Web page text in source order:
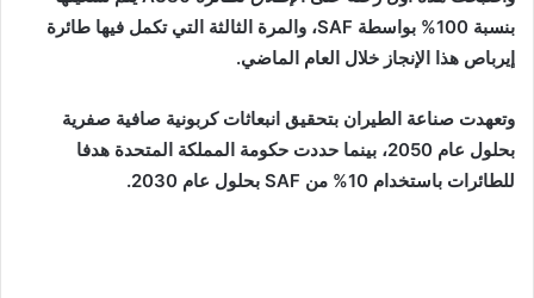
بنسبة 100% بواسطة SAF، والمرة الثالثة التي تكمل فيها طائرة
إيرباص هذا الإنجاز خلال العام الماضي.
وتعهدت صناعة الطيران بتحقيق انبعاثات كربونية صافية صفرية
بحلول عام 2050، بينما حددت حكومة المملكة المتحدة هدفا
للطائرات باستخدام 10% من SAF بحلول عام 2030.